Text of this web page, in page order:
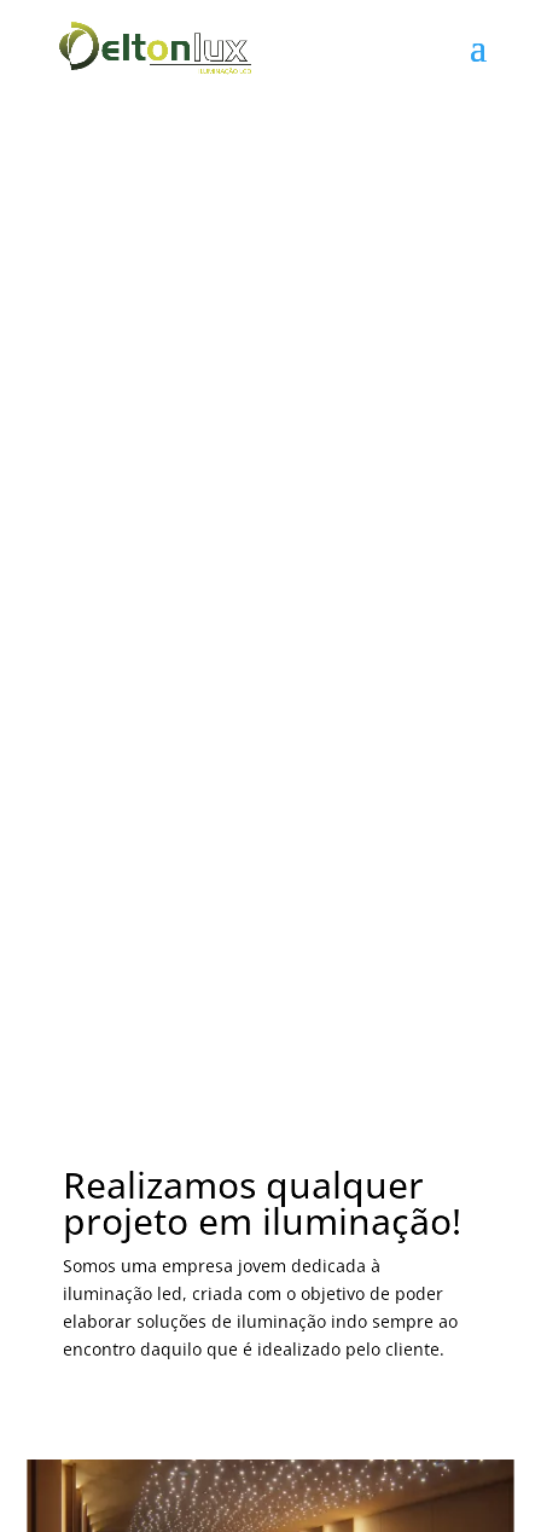
Realizamos qualquer
projeto em iluminação!
Somos uma empresa jovem dedicada à
iluminação led, criada com o objetivo de poder
elaborar soluções de iluminação indo sempre ao
encontro daquilo que é idealizado pelo cliente.